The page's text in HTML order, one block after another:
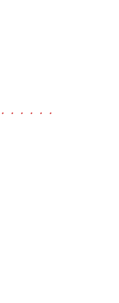
・・・・・